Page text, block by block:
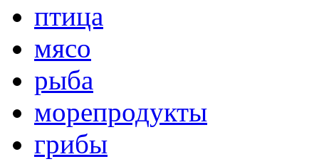
птица
мясо
рыба
морепродукты
грибы